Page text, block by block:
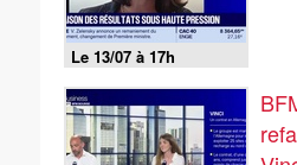
Le 13/07 à 17h